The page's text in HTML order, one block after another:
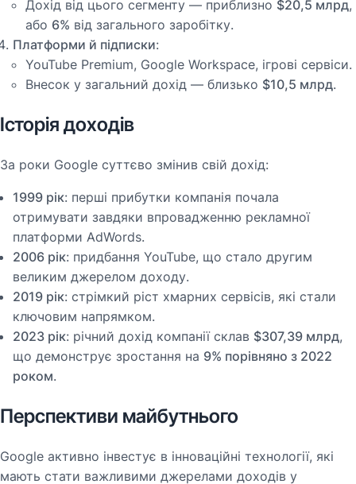
Дохід від цього сегменту — приблизно $20,5 млрд,
або 6% від загального заробітку​.
Платформи й підписки:
YouTube Premium, Google Workspace, ігрові сервіси.
Внесок у загальний дохід — близько $10,5 млрд​.
Історія доходів
За роки Google суттєво змінив свій дохід:
1999 рік: перші прибутки компанія почала
отримувати завдяки впровадженню рекламної
платформи AdWords.
2006 рік: придбання YouTube, що стало другим
великим джерелом доходу.
2019 рік: стрімкий ріст хмарних сервісів, які стали
ключовим напрямком.
2023 рік: річний дохід компанії склав $307,39 млрд,
що демонструє зростання на 9% порівняно з 2022
роком​.
Перспективи майбутнього
Google активно інвестує в інноваційні технології, які
мають стати важливими джерелами доходів у